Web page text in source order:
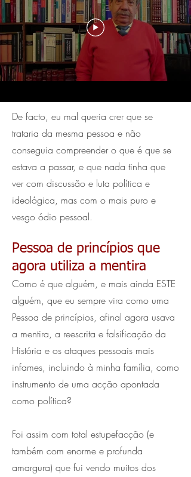
De facto, eu mal queria crer que se
trataria da mesma pessoa e não
conseguia compreender o que é que se
estava a passar, e que nada tinha que
ver com discussão e luta política e
ideológica, mas com o mais puro e
vesgo ódio pessoal.
Pessoa de princípios que
agora utiliza a mentira
Como é que alguém, e mais ainda ESTE
alguém, que eu sempre vira como uma
Pessoa de princípios, afinal agora usava
a mentira, a reescrita e falsificação da
História e os ataques pessoais mais
infames, incluindo à minha família, como
instrumento de uma acção apontada
como política?
Foi assim com total estupefacção (e
também com enorme e profunda
amargura) que fui vendo muitos dos